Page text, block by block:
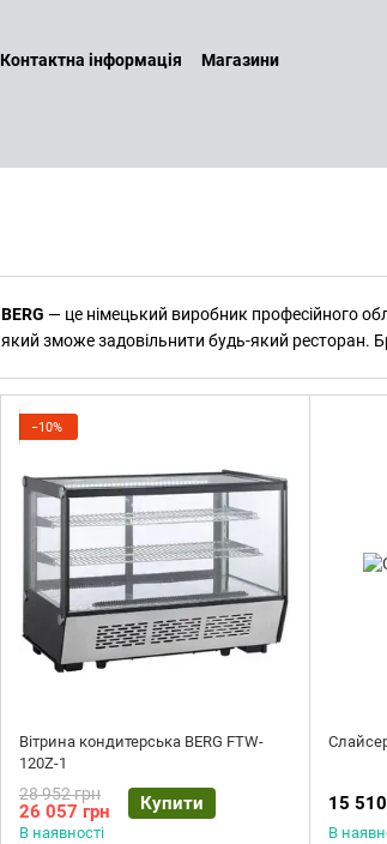
Контактна інформація
Магазини
BERG — це німецький виробник професійного
який зможе задовільнити будь-який ресторан.
−10%
Вітрина кондитерська BERG FTW-
120Z-1
28 952 грн
26 057 грн Купити
В наявності
15
В